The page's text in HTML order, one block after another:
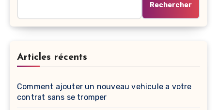
Rechercher
Articles récents
Comment ajouter un nouveau vehicule a votre
contrat sans se tromper